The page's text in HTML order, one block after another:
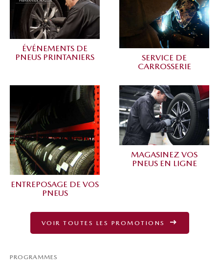
ÉVÉNEMENTS DE
PNEUS PRINTANIERS
SERVICE DE
CARROSSERIE
ENTREPOSAGE DE VOS
PNEUS
MAGASINEZ VOS
PNEUS EN LIGNE
VOIR TOUTES LES PROMOTIONS
PROGRAMMES